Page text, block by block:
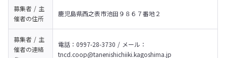
募集者 / 主
催者の住所
鹿児島県西之表市池田９８６７番地２
募集者 / 主
催者の連絡
電話：0997-28-3730 / メール：
tncd.coop@tanenishichiiki.kagoshima.jp